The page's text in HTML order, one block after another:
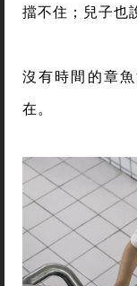
擋不住；兒子也
沒有時間的章
在。